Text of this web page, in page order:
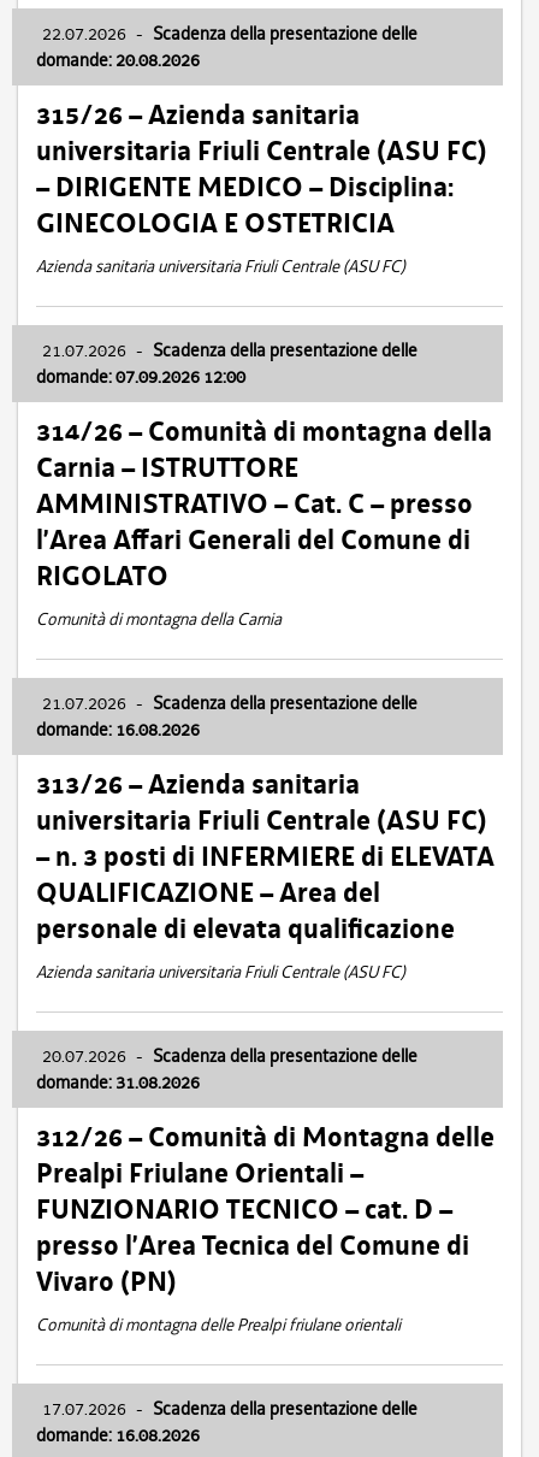
22.07.2026 - Scadenza della presentazione delle
domande: 20.08.2026
315/26 – Azienda sanitaria
universitaria Friuli Centrale (ASU FC)
– DIRIGENTE MEDICO – Disciplina:
GINECOLOGIA E OSTETRICIA
Azienda sanitaria universitaria Friuli Centrale (ASU FC)
21.07.2026 - Scadenza della presentazione delle
domande: 07.09.2026 12:00
314/26 – Comunità di montagna della
Carnia – ISTRUTTORE
AMMINISTRATIVO – Cat. C – presso
l’Area Affari Generali del Comune di
RIGOLATO
Comunità di montagna della Carnia
21.07.2026 - Scadenza della presentazione delle
domande: 16.08.2026
313/26 – Azienda sanitaria
universitaria Friuli Centrale (ASU FC)
– n. 3 posti di INFERMIERE di ELEVATA
QUALIFICAZIONE – Area del
personale di elevata qualificazione
Azienda sanitaria universitaria Friuli Centrale (ASU FC)
20.07.2026 - Scadenza della presentazione delle
domande: 31.08.2026
312/26 – Comunità di Montagna delle
Prealpi Friulane Orientali –
FUNZIONARIO TECNICO – cat. D –
presso l’Area Tecnica del Comune di
Vivaro (PN)
Comunità di montagna delle Prealpi friulane orientali
17.07.2026 - Scadenza della presentazione delle
domande: 16.08.2026